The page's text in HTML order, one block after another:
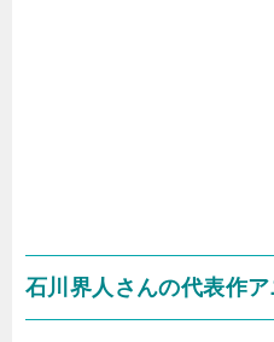
石川界人さんの代表作